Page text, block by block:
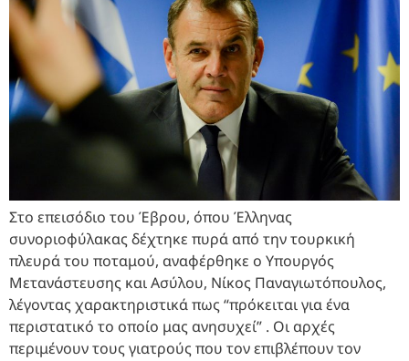
Στο επεισόδιο του Έβρου, όπου Έλληνας
συνοριοφύλακας δέχτηκε πυρά από την τουρκική
πλευρά του ποταμού, αναφέρθηκε ο Υπουργός
Μετανάστευσης και Ασύλου, Νίκος Παναγιωτόπουλος,
λέγοντας χαρακτηριστικά πως “πρόκειται για ένα
περιστατικό το οποίο μας ανησυχεί” . Οι αρχές
περιμένουν τους γιατρούς που τον επιβλέπουν τον